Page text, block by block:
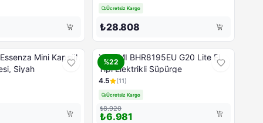
Ücretsiz Kargo
₺28.808
Mini Kapsül
Siyah
%22
XIAOMI BHR8195EU G20 Lite El
Tipi Elektrikli Süpürge
4.5 (11)
Ücretsiz Kargo
₺8.920
₺6.981